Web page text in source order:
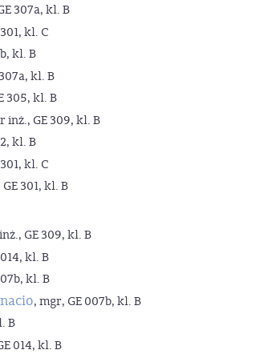
307a, kl. B
kl. C
kl. B
kl. B
305, kl. B
inż., GE 309, kl. B
kl. B
kl. C
301, kl. B
GE 309, kl. B
kl. B
kl. B
, mgr, GE 007b, kl. B
B
014, kl. B